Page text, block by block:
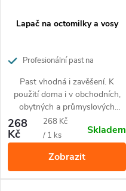
p
o
d
u
k
t
p
r
o
d
u
k
Lapač na octomilky a vosy
Profesionální past na
Past vhodná i zavěšení. K
použití doma i v obchodních,
obytných a průmyslových
objektech, jako jsou pekárny,
restaurace. Návnada není
součástí pasti.
268
Kč
Měrná
cena:
268 Kč
/ 1 ks
Skladem
Zobrazit